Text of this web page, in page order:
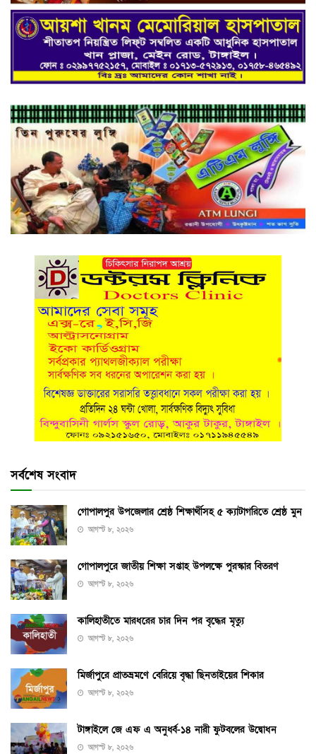
সর্বশেষ সংবাদ
গোপালপুর উপজেলার শ্রেষ্ঠ শিক্ষার্থীসহ ৫ ক্যাটাগরিতে শ্রেষ্ঠ মুন
আগস্ট ৮, ২০২৬
গোপালপুরে জাতীয় শিক্ষা সপ্তাহ উপলক্ষে পুরস্কার বিতরণ
আগস্ট ৮, ২০২৬
কালিহাতীতে মারধরের চার দিন পর বৃদ্ধের মৃত্যু
আগস্ট ৮, ২০২৬
মির্জাপুরে প্রাতভ্রমণে বেরিয়ে বৃদ্ধা ছিনতাইয়ের শিকার
আগস্ট ৮, ২০২৬
টাঙ্গাইলে জে এফ এ অনুর্ধ্ব-১৪ নারী ফুটবলের উদ্বোধন
আগস্ট ৮, ২০২৬